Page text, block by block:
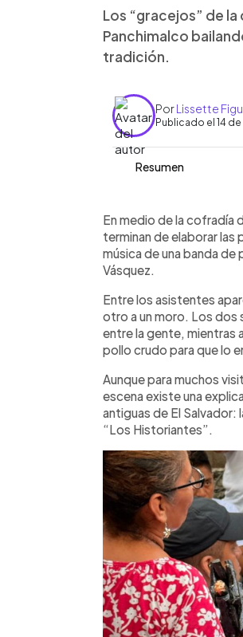
Los “gracejos” de
Panchimalco
tradición.
PorLissette
Publicado el 14
Resumen
► Escuchar
Durante la
personajes de la
sorprendieron al
ensartados en
personajes, cuyo
pertenece a la
una
simboliza los
En medio de la cofradía
terminan de elaborar las
música de una banda de
Vásquez.
Entre los asistentes
otro a un moro. Los dos
entre la gente, mientras
pollo crudo para que lo
Aunque para muchos
escena existe una
antiguas de El
“Los Historiantes”.